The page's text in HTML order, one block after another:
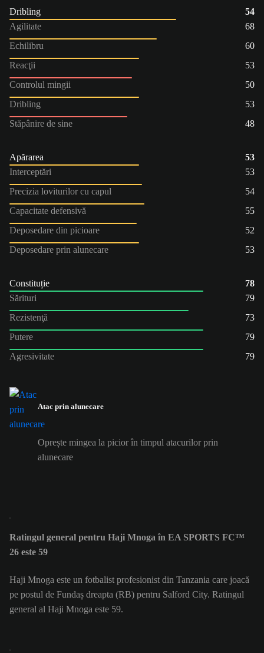
Dribling
54
Agilitate
68
Echilibru
60
Reacţii
53
Controlul mingii
50
Dribling
53
Stăpânire de sine
48
Apărarea
53
Interceptări
53
Precizia loviturilor cu capul
54
Capacitate defensivă
55
Deposedare din picioare
52
Deposedare prin alunecare
53
Constituție
78
Sărituri
79
Rezistenţă
73
Putere
79
Agresivitate
79
Atac prin alunecare
Oprește mingea la picior în timpul atacurilor prin
alunecare
Ratingul general pentru Haji Mnoga în EA SPORTS FC™
26 este 59
Haji Mnoga este un fotbalist profesionist din Tanzania care joacă
pe postul de Fundaș dreapta (RB) pentru Salford City. Ratingul
general al Haji Mnoga este 59.